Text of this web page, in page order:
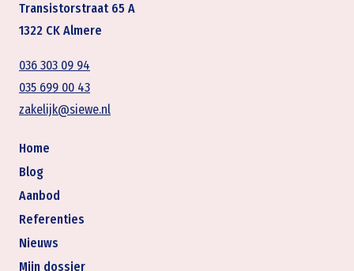
Transistorstraat 65 A
1322 CK Almere
036 303 09 94
035 699 00 43
zakelijk@siewe.nl
Home
Blog
Aanbod
Referenties
Nieuws
Mijn dossier